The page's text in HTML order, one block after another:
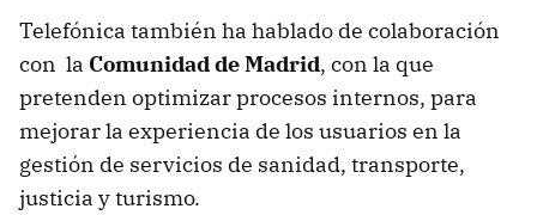
Telefónica también ha hablado de colaboración
con la Comunidad de Madrid, con la que
pretenden optimizar procesos internos, para
mejorar la experiencia de los usuarios en la
gestión de servicios de sanidad, transporte,
justicia y turismo.